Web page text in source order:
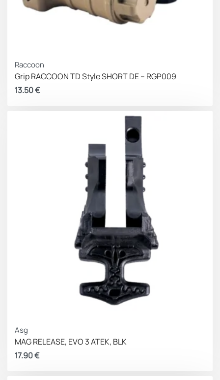
Raccoon
Grip RACCOON TD Style SHORT DE – RGP009
13.50€
Asg
MAG RELEASE, EVO 3 ATEK, BLK
17.90€